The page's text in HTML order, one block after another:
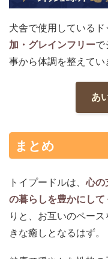
犬舎で使用しているド
加・グレインフリーで
事から体調を整えてい
あ
まとめ
トイプードルは、心の
の暮らしを豊かにして
りと、お互いのペー
きな癒しとなるはず。